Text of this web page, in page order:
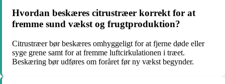
Hvordan beskæres citrustræer korrekt for at
fremme sund vækst og frugtproduktion?
Citrustræer bør beskæres omhyggeligt for at fjerne døde eller
syge grene samt for at fremme luftcirkulationen i træet.
Beskæring bør udføres om foråret før ny vækst begynder.